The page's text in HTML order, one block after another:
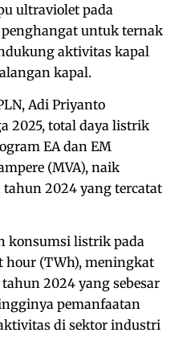
ultraviolet pada
untuk ternak
aktivitas kapal
kapal.
Adi Priyanto
2025, total daya listrik
EA dan EM
(MVA), naik
2024 yang tercatat
konsumsi listrik pada
hour (TWh), meningkat
2024 yang sebesar
pemanfaatan
di sektor industri